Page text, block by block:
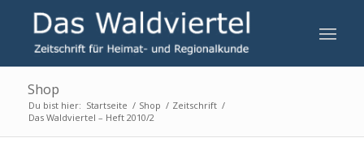
Shop
Du bist hier: Startseite / Shop / Zeitschrift /
Das Waldviertel – Heft 2010/2